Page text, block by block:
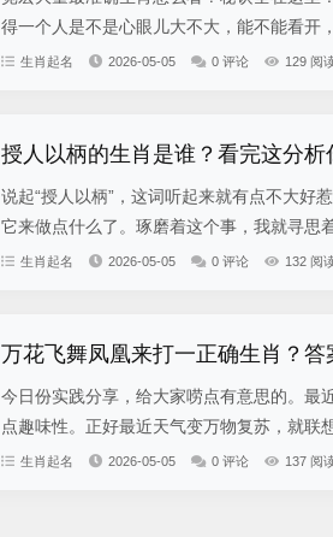
得一个人是不是心眼儿大不大，能不能看开
生肖起名 2026-05-05 0 评论 129 阅
授人以柄的生肖是谁？看完这分析
说起“授人以柄”，这词听起来就有点不大好
它来做点什么了。琢磨着这个事，我就寻思
生肖起名 2026-05-05 0 评论 132 阅
万花飞舞凤凰来打一正确生肖？答
今日份实践分享，给大家唠点有意思的。最
点趣味性。正好最近天气变万物复苏，就
生肖起名 2026-05-05 0 评论 137 阅